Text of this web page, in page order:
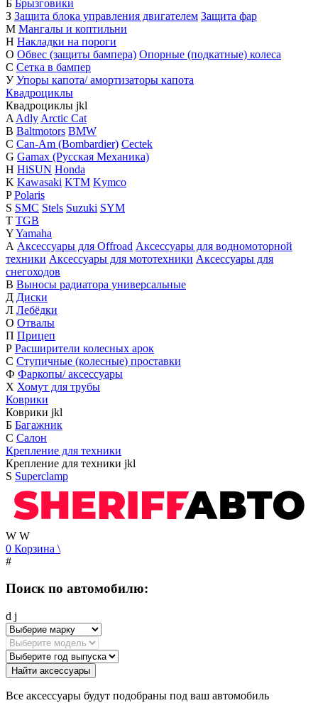
Б Брызговики
З Защита блока управления двигателем Защита фар
М Мангалы и коптильни
Н Накладки на пороги
О Обвес (защиты бампера) Опорные (подкатные) колеса
С Сетка в бампер
У Упоры капота/ амортизаторы капота
Квадроциклы
Квадроциклы jkl
A Adly Arctic Cat
B Baltmotors BMW
C Can-Am (Bombardier) Cectek
G Gamax (Русская Механика)
H HiSUN Honda
K Kawasaki KTM Kymco
P Polaris
S SMC Stels Suzuki SYM
T TGB
YYamaha
А Аксессуары для Offroad Аксессуары для водномоторной
техники Аксессуары для мототехники Аксессуары для
снегоходов
В Выносы радиатора универсальные
Д Диски
Л Лебёдки
О Отвалы
П Прицеп
Р Расширители колесных арок
С Ступичные (колесные) проставки
Ф Фаркопы/ аксессуары
Х Хомут для трубы
Коврики
Коврики jkl
Б Багажник
С Салон
Крепление для техники
Крепление для техники jkl
S Superclamp
W W
0 Корзина \
#
Поиск по автомобилю:
d j
Найти аксессуары
Все аксессуары будут подобраны под ваш автомобиль